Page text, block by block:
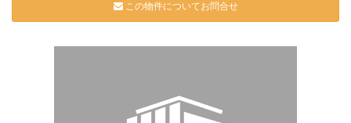
この物件についてお問合せ